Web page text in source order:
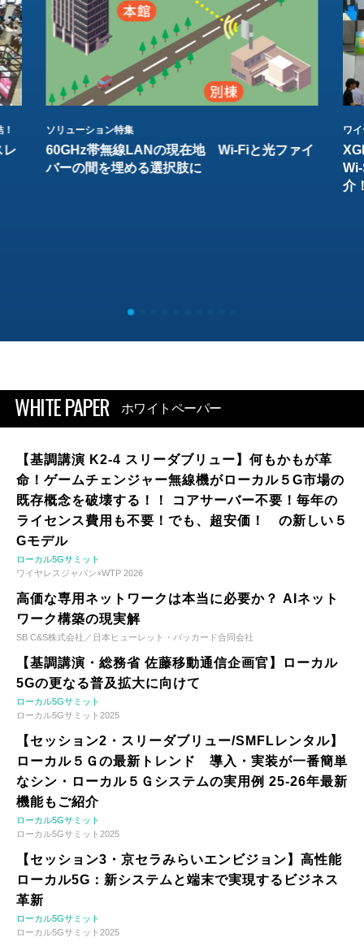
レ
ソリューション特集
60GHz帯無線LANの現在地 Wi-Fiと光ファイ
バーの間を埋める選択肢に
ワ
介
WHITE PAPER ホワイトペーパー
【基調講演 K2-4 スリーダブリュー】何もかもが革
命！ゲームチェンジャー無線機がローカル５G市場の
既存概念を破壊する！！ コアサーバー不要！毎年の
ライセンス費用も不要！でも、超安価！ の新しい５
Gモデル
ローカル5Gサミット
ワイヤレスジャパン×WTP 2026
高価な専用ネットワークは本当に必要か？ AIネット
ワーク構築の現実解
SB C&S株式会社／日本ヒューレット・パッカード合同会社
【基調講演・総務省 佐藤移動通信企画官】ローカル
5Gの更なる普及拡大に向けて
ローカル5Gサミット
ローカル5Gサミット2025
【セッション2・スリーダブリュー/SMFLレンタル】
ローカル５Ｇの最新トレンド 導入・実装が一番簡単
なシン・ローカル５Ｇシステムの実用例 25-26年最新
機能もご紹介
ローカル5Gサミット
ローカル5Gサミット2025
【セッション3・京セラみらいエンビジョン】高性能
ローカル5G：新システムと端末で実現するビジネス
革新
ローカル5Gサミット
ローカル5Gサミット2025